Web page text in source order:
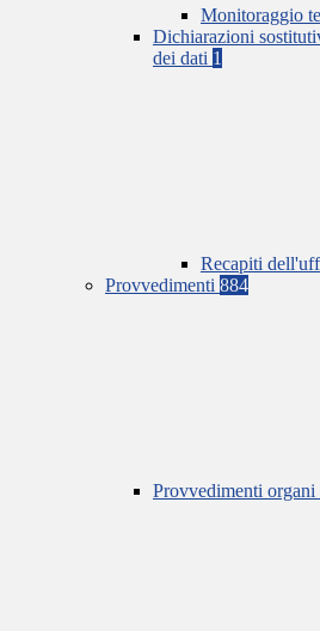
Monitoraggio
Dichiarazioni
dei dati 1
Recapiti
Provvedimenti 884
Provvedimenti